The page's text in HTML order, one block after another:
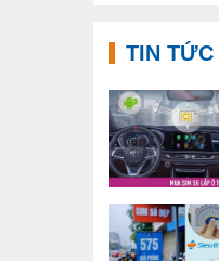
TIN TỨC